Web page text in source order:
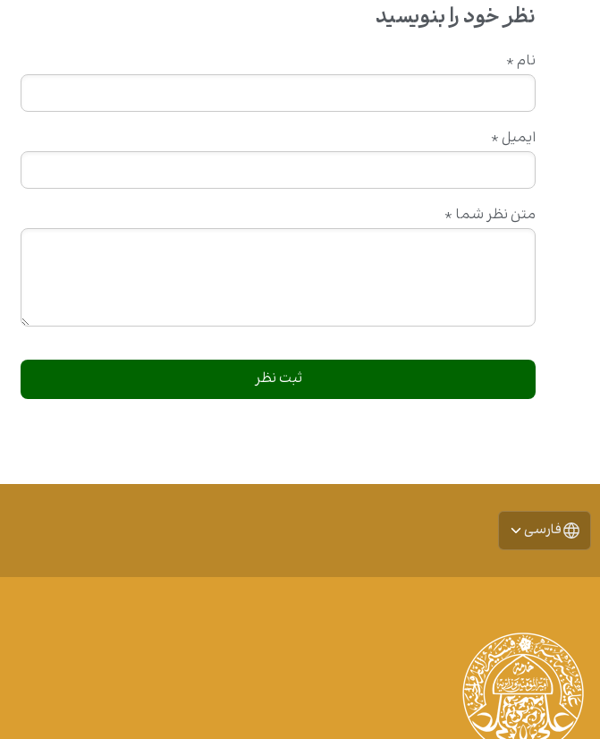
نظر خود را بنویسید
متن نظر شما *
نام *
ایمیل *
فارسی